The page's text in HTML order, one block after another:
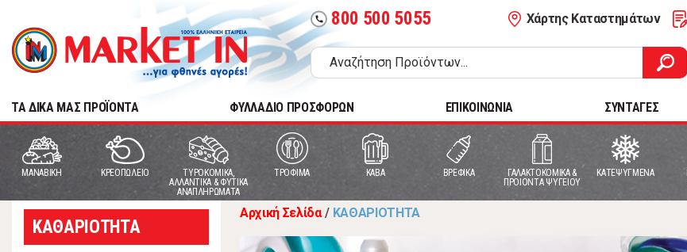
call 800 500 5055 Χάρτης Καταστημάτων
TA ΔΙΚΑ ΜΑΣ ΠΡΟΪΟΝΤΑ ΦΥΛΛΑΔΙΟ ΠΡΟΣΦΟΡΩΝ ΕΠΙΚΟΙΝΩΝΙΑ ΣΥΝΤΑΓΕΣ
MANABIKH ΚΡΕΟΠΩΛΕΙΟ
ΤΥΡΟΚΟΜΙΚΑ,
ΑΛΛΑΝΤΙΚΑ & ΦΥΤΙΚΑ
ΑΝΑΠΛΗΡΩΜΑΤΑ
ΤΡΟΦΙΜΑ ΚΑΒΑ ΒΡΕΦΙΚΑ
ΓΑΛΑΚΤΟΚΟΜΙΚΑ &
ΠΡΟΙΟΝΤΑ ΨΥΓΕΙΟΥ
ΚΑΤΕΨΥΓΜΕΝΑ
ΚΑΘΑΡΙΟΤΗΤΑ
Αρχική Σελίδα / ΚΑΘΑΡΙΟΤΗΤΑ